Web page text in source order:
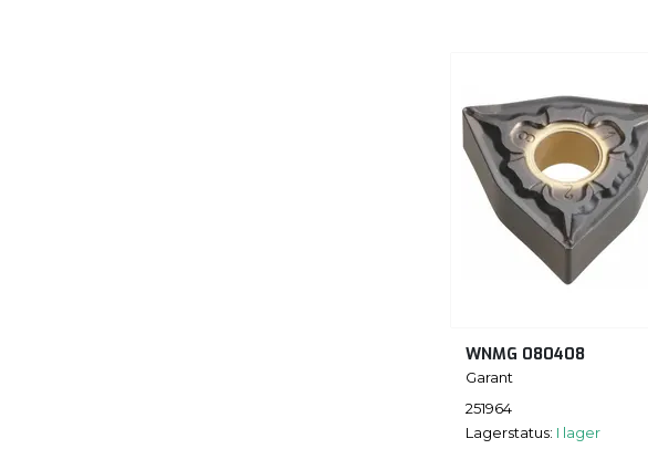
WNMG 080408
Garant
251964
Lagerstatus: I lager